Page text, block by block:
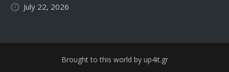
July 22, 2026
Brought to this world by up4it.gr